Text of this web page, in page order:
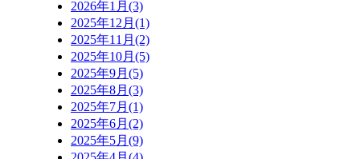
2026年1月(3)
2025年12月(1)
2025年11月(2)
2025年10月(5)
2025年9月(5)
2025年8月(3)
2025年7月(1)
2025年6月(2)
2025年5月(9)